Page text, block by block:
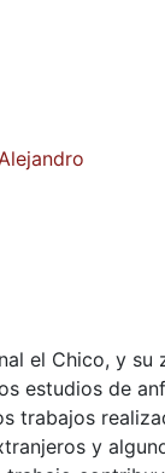
el Chico, y su
estudios de
trabajos
y